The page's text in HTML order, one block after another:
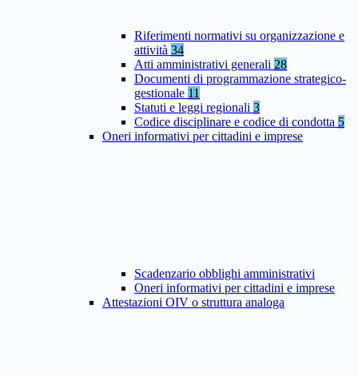
Riferimenti normativi su organizzazione e
attività 34
Atti amministrativi generali 28
Documenti di programmazione strategico-
gestionale 11
Statuti e leggi regionali 3
Codice disciplinare e codice di condotta 5
Oneri informativi per cittadini e imprese
Scadenzario obblighi amministrativi
Oneri informativi per cittadini e imprese
Attestazioni OIV o struttura analoga